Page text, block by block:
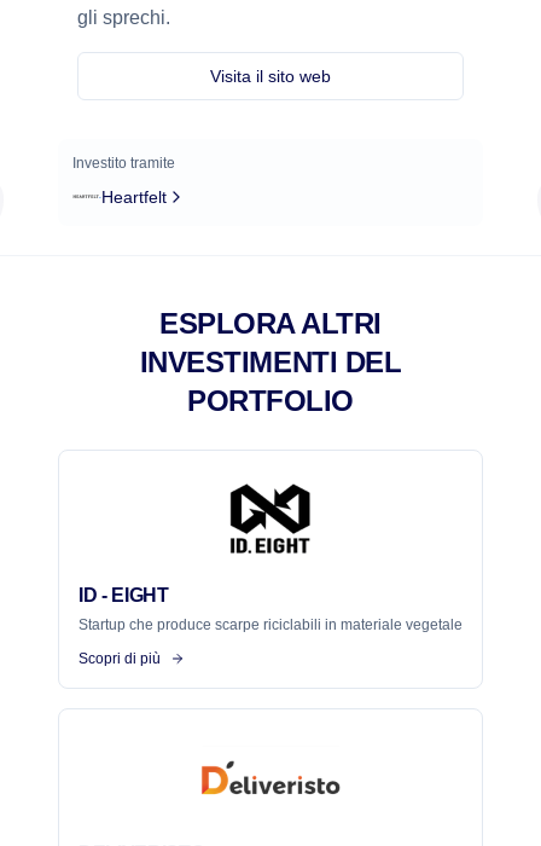
gli sprechi.
Visita il sito web
Investito tramite
Heartfelt
ESPLORA ALTRI
INVESTIMENTI DEL
PORTFOLIO
ID - EIGHT
Startup che produce scarpe riciclabili in materiale vegetale
Scopri di più